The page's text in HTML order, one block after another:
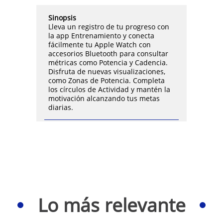
y piden ayuda por ti cuando
más la necesitas. Y con las
apps rediseñadas de
watchOS, tienes más
información de un vistazo.
NEUTRO EN CARBONO —
Combina un Apple Watch
Series 9 con caja de aluminio
con una correa loop deportiva
blanco estelar, color
medianoche, azul invierno o
rosa claro para crear una
notificaciones si tienes un
ritmo cardiaco irregular.
Sinopsis
Lleva un registro de tu progreso con
la app Entrenamiento y conecta
fácilmente tu Apple Watch con
accesorios Bluetooth para consultar
métricas como Potencia y Cadencia.
Disfruta de nuevas visualizaciones,
como Zonas de Potencia. Completa
los círculos de Actividad y mantén la
motivación alcanzando tus metas
diarias.
Lo más relevante